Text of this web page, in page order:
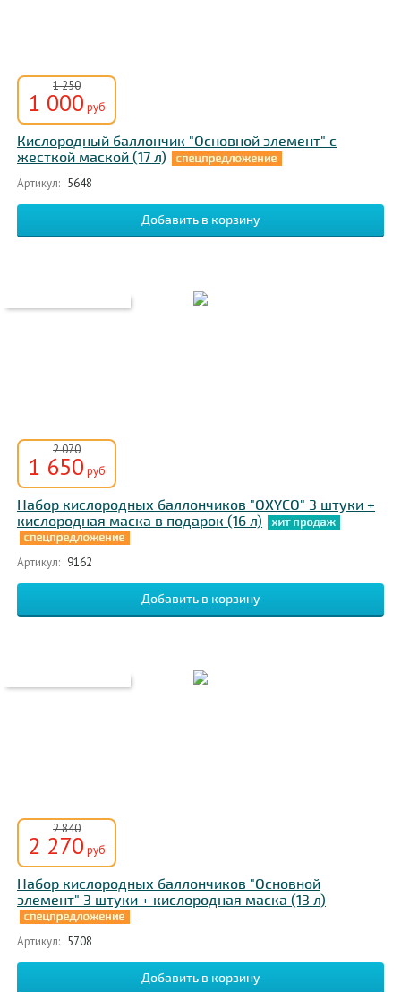
1 250
1 000 руб
Кислородный баллончик "Основной элемент" с
жесткой маской (17 л)
Артикул: 5648
2 070
1 650 руб
Набор кислородных баллончиков "OXYCO" 3 штуки +
кислородная маска в подарок (16 л)
Артикул: 9162
2 840
2 270 руб
Набор кислородных баллончиков "Основной
элемент" 3 штуки + кислородная маска (13 л)
Артикул: 5708